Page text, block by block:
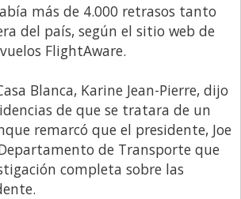
más de 4.000 retrasos tanto
del país, según el sitio web de
FlightAware.
Blanca, Karine Jean-Pierre, dijo
de que se tratara de un
remarcó que el presidente, Joe
de Transporte que
completa sobre las